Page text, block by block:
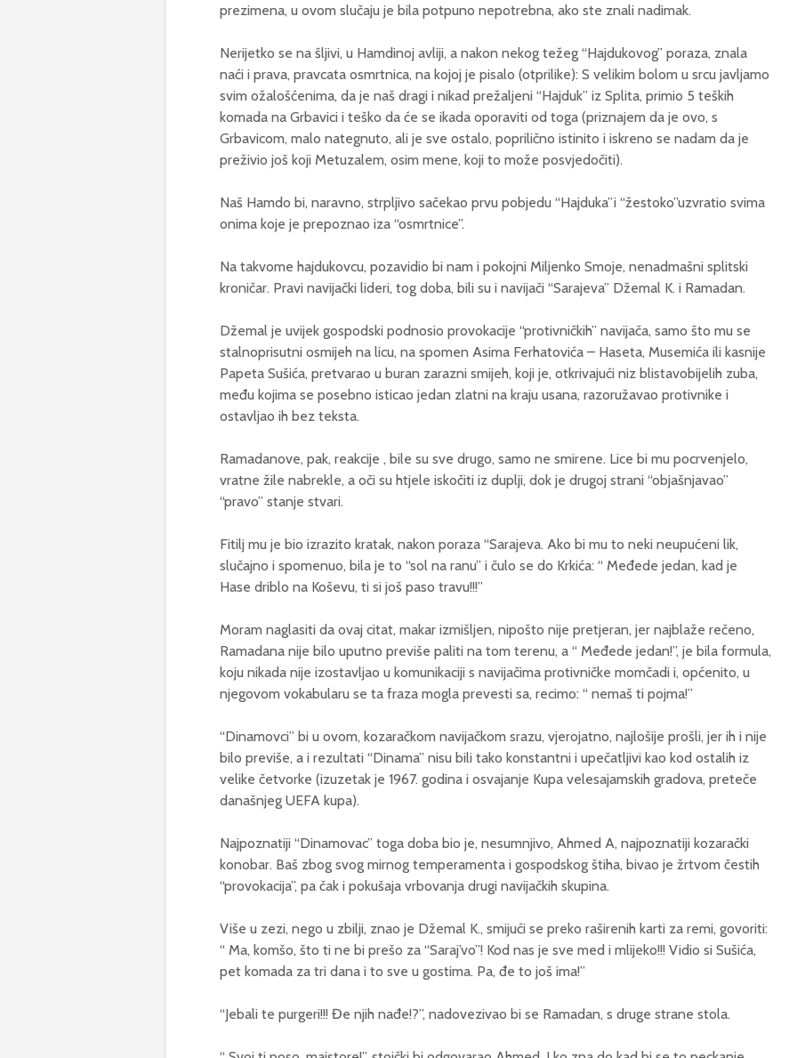
prezimena, u ovom slučaju je bila potpuno nepotrebna, ako ste znali nadimak.
Nerijetko se na šljivi, u Hamdinoj avliji, a nakon nekog težeg “Hajdukovog” poraza, znala
naći i prava, pravcata osmrtnica, na kojoj je pisalo (otprilike): S velikim bolom u srcu javljamo
svim ožalošćenima, da je naš dragi i nikad prežaljeni “Hajduk” iz Splita, primio 5 teških
komada na Grbavici i teško da će se ikada oporaviti od toga (priznajem da je ovo, s
Grbavicom, malo nategnuto, ali je sve ostalo, poprilično istinito i iskreno se nadam da je
preživio još koji Metuzalem, osim mene, koji to može posvjedočiti).
Naš Hamdo bi, naravno, strpljivo sačekao prvu pobjedu “Hajduka”i “žestoko”uzvratio svima
onima koje je prepoznao iza “osmrtnice”.
Na takvome hajdukovcu, pozavidio bi nam i pokojni Miljenko Smoje, nenadmašni splitski
kroničar. Pravi navijački lideri, tog doba, bili su i navijači “Sarajeva” Džemal K. i Ramadan.
Džemal je uvijek gospodski podnosio provokacije “protivničkih” navijača, samo što mu se
stalnoprisutni osmijeh na licu, na spomen Asima Ferhatovića – Haseta, Musemića ili kasnije
Papeta Sušića, pretvarao u buran zarazni smijeh, koji je, otkrivajući niz blistavobijelih zuba,
među kojima se posebno isticao jedan zlatni na kraju usana, razoružavao protivnike i
ostavljao ih bez teksta.
Ramadanove, pak, reakcije , bile su sve drugo, samo ne smirene. Lice bi mu pocrvenjelo,
vratne žile nabrekle, a oči su htjele iskočiti iz duplji, dok je drugoj strani “objašnjavao”
“pravo” stanje stvari.
Fitilj mu je bio izrazito kratak, nakon poraza “Sarajeva. Ako bi mu to neki neupućeni lik,
slučajno i spomenuo, bila je to “sol na ranu” i čulo se do Krkića: “ Međede jedan, kad je
Hase driblo na Koševu, ti si još paso travu!!!”
Moram naglasiti da ovaj citat, makar izmišljen, nipošto nije pretjeran, jer najblaže rečeno,
Ramadana nije bilo uputno previše paliti na tom terenu, a “ Međede jedan!”, je bila formula,
koju nikada nije izostavljao u komunikaciji s navijačima protivničke momčadi i, općenito, u
njegovom vokabularu se ta fraza mogla prevesti sa, recimo: “ nemaš ti pojma!”
“Dinamovci” bi u ovom, kozaračkom navijačkom srazu, vjerojatno, najlošije prošli, jer ih i nije
bilo previše, a i rezultati “Dinama” nisu bili tako konstantni i upečatljivi kao kod ostalih iz
velike četvorke (izuzetak je 1967. godina i osvajanje Kupa velesajamskih gradova, preteče
današnjeg UEFA kupa).
Najpoznatiji “Dinamovac” toga doba bio je, nesumnjivo, Ahmed A, najpoznatiji kozarački
konobar. Baš zbog svog mirnog temperamenta i gospodskog štiha, bivao je žrtvom čestih
“provokacija”, pa čak i pokušaja vrbovanja drugi navijačkih skupina.
Više u zezi, nego u zbilji, znao je Džemal K., smijući se preko raširenih karti za remi, govoriti:
“ Ma, komšo, što ti ne bi prešo za “Saraj’vo”! Kod nas je sve med i mlijeko!!! Vidio si Sušića,
pet komada za tri dana i to sve u gostima. Pa, đe to još ima!”
“Jebali te purgeri!!! Đe njih nađe!?”, nadovezivao bi se Ramadan, s druge strane stola.